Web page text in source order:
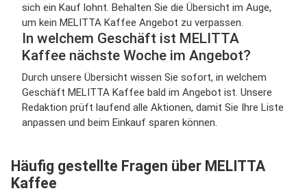
sich ein Kauf lohnt. Behalten Sie die Übersicht im Auge,
um kein MELITTA Kaffee Angebot zu verpassen.
In welchem Geschäft ist MELITTA
Kaffee nächste Woche im Angebot?
Durch unsere Übersicht wissen Sie sofort, in welchem
Geschäft MELITTA Kaffee bald im Angebot ist. Unsere
Redaktion prüft laufend alle Aktionen, damit Sie Ihre Liste
anpassen und beim Einkauf sparen können.
Häufig gestellte Fragen über MELITTA
Kaffee